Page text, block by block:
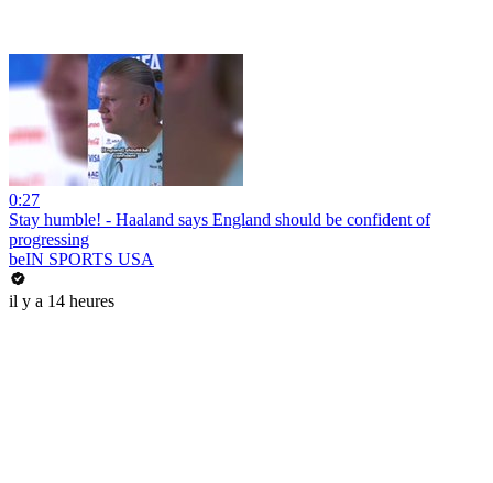
0:27
Stay humble! - Haaland says England should be confident of
progressing
beIN SPORTS USA
il y a 14 heures